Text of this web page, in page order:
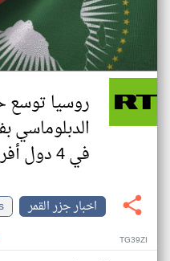
روسيا
الدبلوماسي
في 4 دول أفريقية
اخبار جزر القمر
TG39ZI